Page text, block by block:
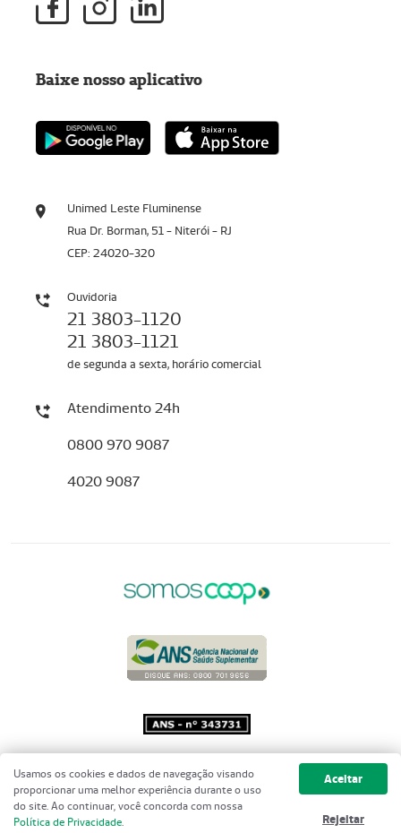
Unimed Leste Fluminense
Rua Dr. Borman, 51 - Niterói - RJ
CEP: 24020-320
Ouvidoria
21 3803-1120
21 3803-1121
de segunda a sexta, horário comercial
Atendimento 24h
0800 970 9087
4020 9087
Baixe nosso aplicativo
Copyright 2001 - 2026 Unimed do
Brasil - Todos os direitos reservados
Usamos os cookies e dados de navegação visando
proporcionar uma melhor experiência durante o uso
do site. Ao continuar, você concorda com nossa
Política de Privacidade.
Aceitar
Rejeitar